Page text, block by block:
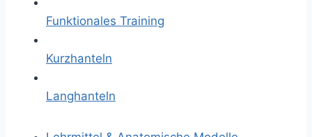
Funktionales Training
Kurzhanteln
Langhanteln